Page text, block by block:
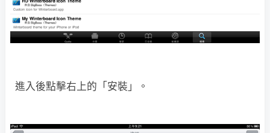
進入後點擊右上的「安裝」。